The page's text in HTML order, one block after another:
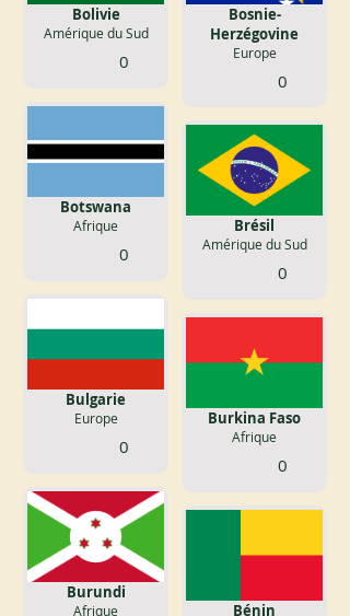
Bolivie
Amérique du Sud
0
Botswana
Afrique
0
Bulgarie
Europe
0
Burundi
Afrique
Bosnie-
Herzégovine
Europe
0
Brésil
Amérique du Sud
0
Burkina Faso
Afrique
0
Bénin